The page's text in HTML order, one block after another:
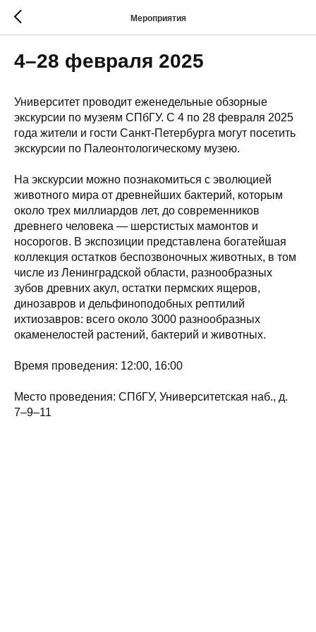
Мероприятия
4–28 февраля 2025
Университет проводит еженедельные обзорные
экскурсии по музеям СПбГУ. С 4 по 28 февраля 2025
года жители и гости Санкт-Петербурга могут посетить
экскурсии по Палеонтологическому музею.
На экскурсии можно познакомиться с эволюцией
животного мира от древнейших бактерий, которым
около трех миллиардов лет, до современников
древнего человека — шерстистых мамонтов и
носорогов. В экспозиции представлена богатейшая
коллекция остатков беспозвоночных животных, в том
числе из Ленинградской области, разнообразных
зубов древних акул, остатки пермских ящеров,
динозавров и дельфиноподобных рептилий
ихтиозавров: всего около 3000 разнообразных
окаменелостей растений, бактерий и животных.
Время проведения: 12:00, 16:00
Место проведения: СПбГУ, Университетская наб., д.
7–9–11